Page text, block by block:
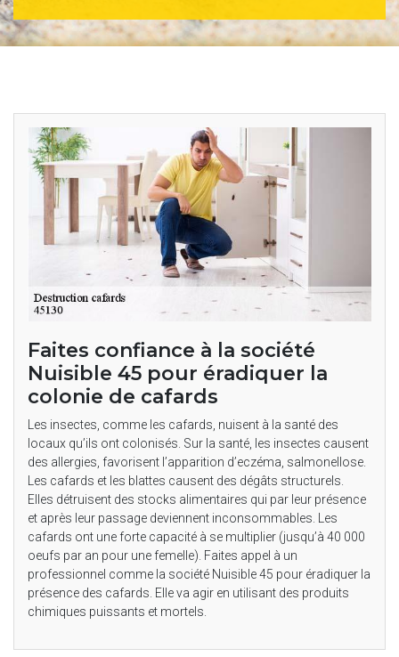
Faites confiance à la société
Nuisible 45 pour éradiquer la
colonie de cafards
Les insectes, comme les cafards, nuisent à la santé des
locaux qu’ils ont colonisés. Sur la santé, les insectes causent
des allergies, favorisent l’apparition d’eczéma, salmonellose.
Les cafards et les blattes causent des dégâts structurels.
Elles détruisent des stocks alimentaires qui par leur présence
et après leur passage deviennent inconsommables. Les
cafards ont une forte capacité à se multiplier (jusqu’à 40 000
oeufs par an pour une femelle). Faites appel à un
professionnel comme la société Nuisible 45 pour éradiquer la
présence des cafards. Elle va agir en utilisant des produits
chimiques puissants et mortels.